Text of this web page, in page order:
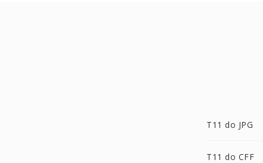
T11 do JPG
T11 do CFF